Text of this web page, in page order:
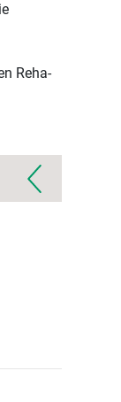
Reha-